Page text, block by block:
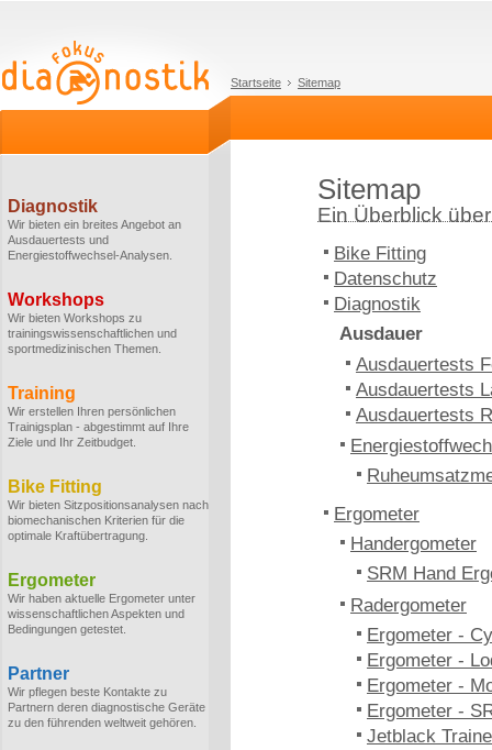
Startseite Sitemap
Diagnostik
Wir bieten ein breites Angebot an
Ausdauertests und
Energiestoffwechsel-Analysen.
Workshops
Wir bieten Workshops zu
trainingswissenschaftlichen und
sportmedizinischen Themen.
Training
Wir erstellen Ihren persönlichen
Trainigsplan - abgestimmt auf Ihre
Ziele und Ihr Zeitbudget.
Bike Fitting
Wir bieten Sitzpositionsanalysen nach
biomechanischen Kriterien für die
optimale Kraftübertragung.
Ergometer
Wir haben aktuelle Ergometer unter
wissenschaftlichen Aspekten und
Bedingungen getestet.
Partner
Wir pflegen beste Kontakte zu
Partnern deren diagnostische Geräte
zu den führenden weltweit gehören.
Sitemap
Ein Überblick
Bike Fitting
Datenschutz
Diagnostik
Ausdauer
Ausdauertests
Ausdauertests
Ausdauertests
Ergometer
Handergometer
SRM Hand
Radergometer
Ergometer -
Ergometer -
Ergometer -
Ergometer -
Jetblack